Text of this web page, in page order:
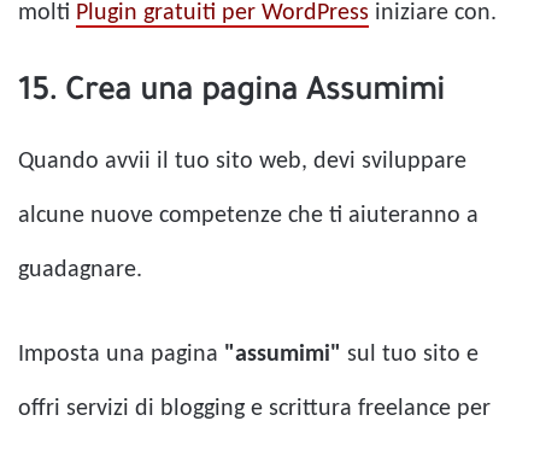
molti Plugin gratuiti per WordPress iniziare con.
15. Crea una pagina Assumimi
Quando avvii il tuo sito web, devi sviluppare
alcune nuove competenze che ti aiuteranno a
guadagnare.
Imposta una pagina "assumimi" sul tuo sito e
offri servizi di blogging e scrittura freelance per